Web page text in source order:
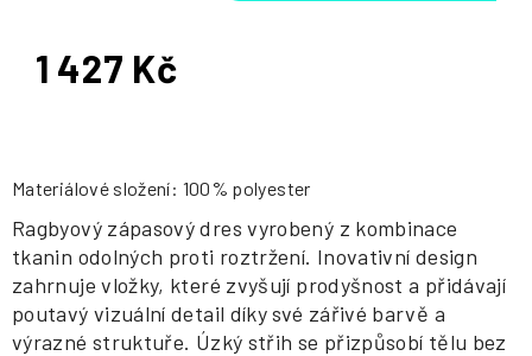
1 427 Kč
Měrná
Materiálové složení: 100% polyester
Ragbyový zápasový dres vyrobený z kombinace
tkanin odolných proti roztržení. Inovativní design
zahrnuje vložky, které zvyšují prodyšnost a přidávají
poutavý vizuální detail díky své zářivé barvě a
výrazné struktuře. Úzký střih se přizpůsobí tělu bez